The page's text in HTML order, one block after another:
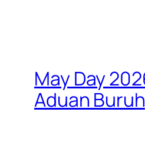
May Day
Aduan